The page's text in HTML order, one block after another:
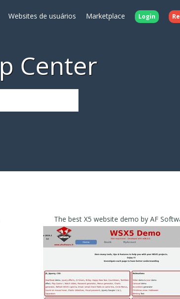
Websites de usuários Marketplace Login
Center
The best X5 website demo by AF